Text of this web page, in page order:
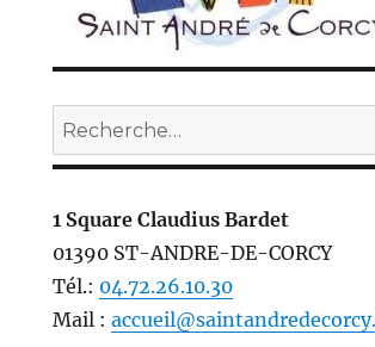
Recherche
pour :
1 Square Claudius Bardet
01390 ST-ANDRE-DE-CORCY
Tél.: 04.72.26.10.30
Mail :